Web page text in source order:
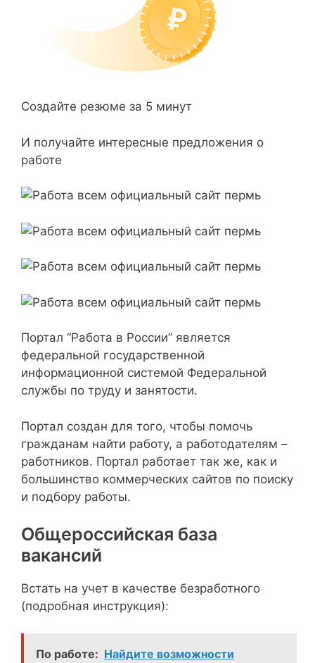
Создайте резюме за 5 минут
И получайте интересные предложения о
работе
Портал “Работа в России” является
федеральной государственной
информационной системой Федеральной
службы по труду и занятости.
Портал создан для того, чтобы помочь
гражданам найти работу, а работодателям –
работников. Портал работает так же, как и
большинство коммерческих сайтов по поиску
и подбору работы.
Общероссийская база
вакансий
Встать на учет в качестве безработного
(подробная инструкция):
По работе: Найдите возможности